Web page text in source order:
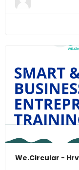
We.Circular -